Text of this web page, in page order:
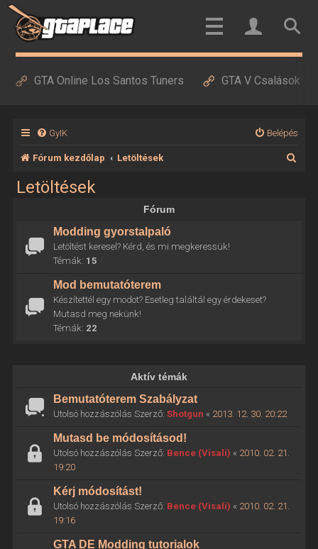
GTA Online Los Santos Tuners GTA V Csalások
GyIK Belépés
Fórum kezdőlap Letöltések
Letöltések
Fórum
Modding gyorstalpaló
Letöltést keresel? Kérd, és mi megkeressük!
Témák: 15
Mod bemutatóterem
Készítettél egy modot? Esetleg találtál egy érdekeset?
Mutasd meg nekünk!
Témák: 22
Aktív témák
Bemutatóterem Szabályzat
Utolsó hozzászólás Szerző: Shotgun « 2013. 12. 30. 20:22
Mutasd be módosításod!
Utolsó hozzászólás Szerző: Bence (Visali) « 2010. 02. 21.
19:20
Kérj módosítást!
Utolsó hozzászólás Szerző: Bence (Visali) « 2010. 02. 21.
19:16
GTA DE Modding tutorialok